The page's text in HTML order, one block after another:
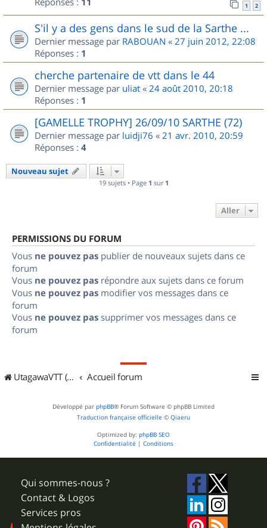
1 2
S'il y a des gens dans le sud de la Sarthe ...
Dernier message par RABOUAN « 27 juin 2012, 22:08
Réponses : 1
cherche partenaire de vtt dans le 44
Dernier message par uliat « 24 août 2010, 20:18
Réponses : 1
[GAMELLE TROPHY] 26/09/10 SARTHE (72)
Dernier message par luidji76 « 21 avr. 2010, 20:59
Réponses : 4
Nouveau sujet
19 sujets • Page 1 sur 1
Aller
PERMISSIONS DU FORUM
Vous ne pouvez pas publier de nouveaux sujets dans ce
forum
Vous ne pouvez pas répondre aux sujets dans ce forum
Vous ne pouvez pas modifier vos messages dans ce
forum
Vous ne pouvez pas supprimer vos messages dans ce
forum
UtagawaVTT (Randos VTT et VTTAE avec traces GPS) Accueil forum
Développé par phpBB® Forum Software © phpBB Limited
Traduction française officielle © Qiaeru
Optimized by: phpBB SEO
Confidentialité | Conditions
Qui sommes-nous ?
Contact & Logos
Services pros